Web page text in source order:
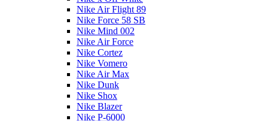
Nike Air Flight 89
Nike Force 58 SB
Nike Mind 002
Nike Air Force
Nike Cortez
Nike Vomero
Nike Air Max
Nike Dunk
Nike Shox
Nike Blazer
Nike P-6000